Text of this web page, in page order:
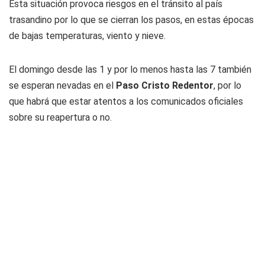
Esta situación provoca riesgos en el tránsito al país
trasandino por lo que se cierran los pasos, en estas épocas
de bajas temperaturas, viento y nieve.
El domingo desde las 1 y por lo menos hasta las 7 también
se esperan nevadas en el Paso Cristo Redentor, por lo
que habrá que estar atentos a los comunicados oficiales
sobre su reapertura o no.